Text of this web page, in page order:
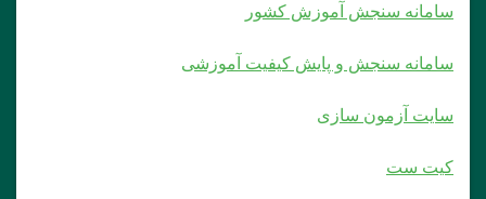
سامانه سنجش آموزش کشور
سامانه سنجش و پایش کیفیت آموزشی
سایت آزمون سازی
کیت ست